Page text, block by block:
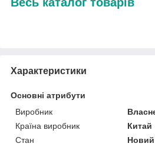
Весь каталог товарів
Характеристики
Основні атрибути
Виробник
Країна виробник
Китай
Стан
Новий